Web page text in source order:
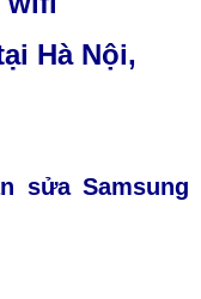
Hà Nội,
sửaSamsung